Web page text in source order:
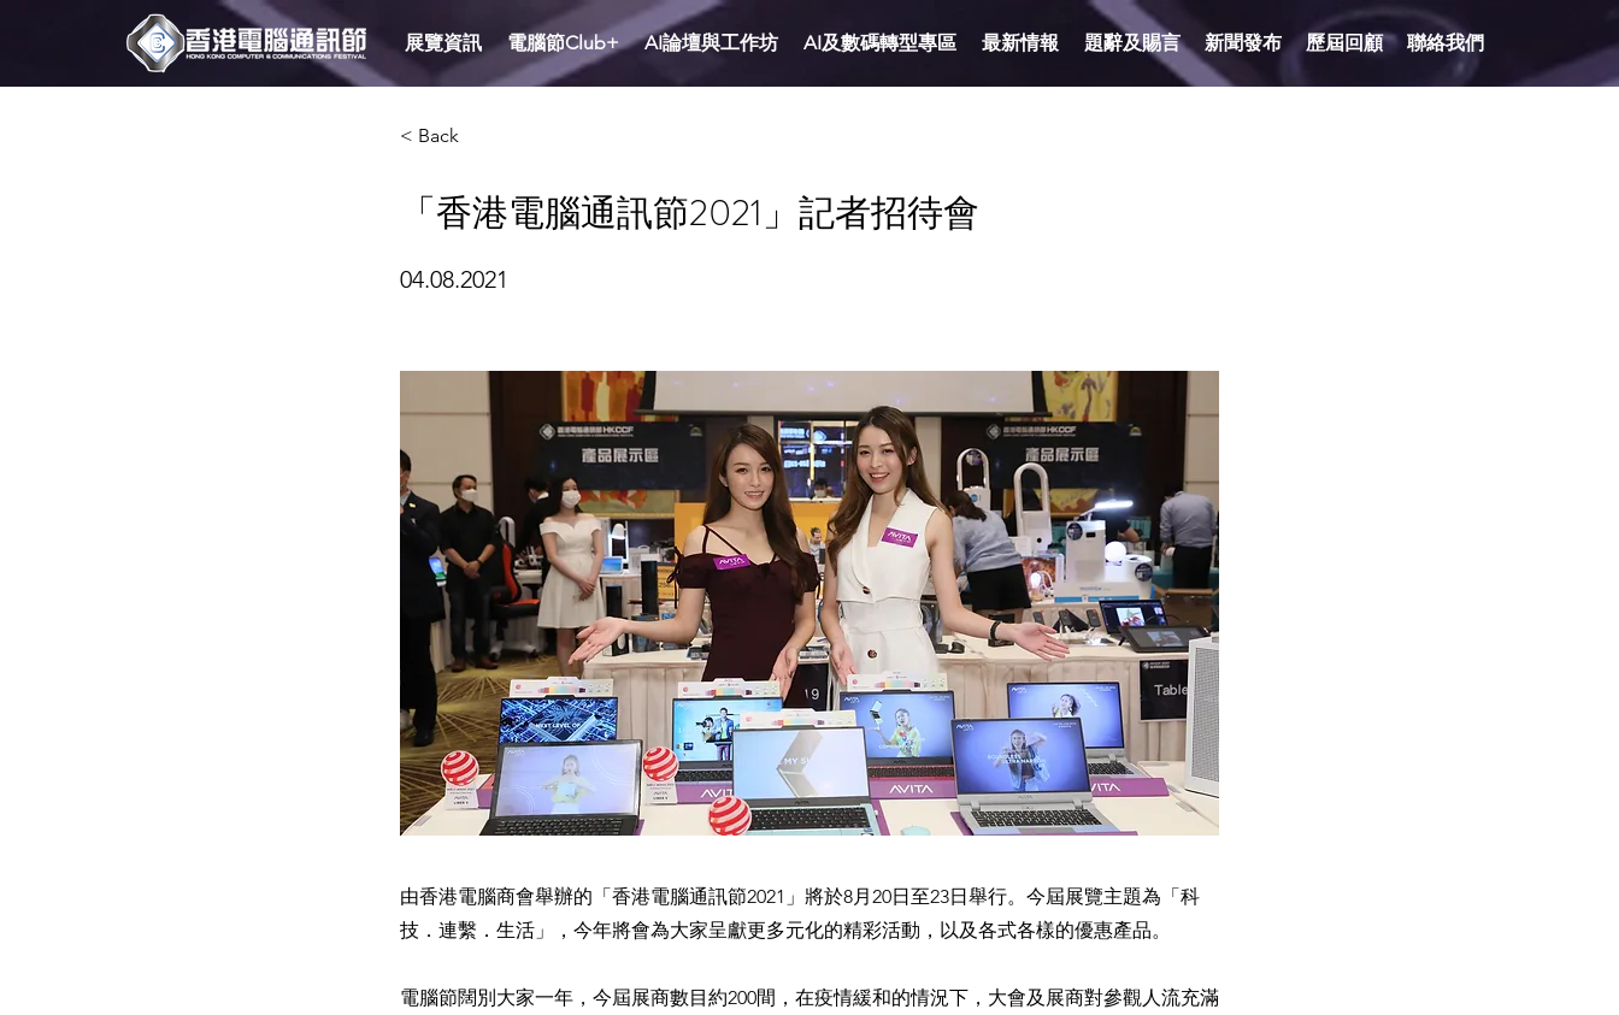
展覽資訊 電腦節Club+ AI論壇與工作坊 AI及數碼轉型專區 最新情報 題辭及賜言 新聞發布 歷屆回顧 聯絡我們
< Back
「香港電腦通訊節2021」記者招待會
04.08.2021
由香港電腦商會舉辦的「香港電腦通訊節2021」將於8月20日至23日舉行。今屆展覽主題為「科
技．連繫．生活」，今年將會為大家呈獻更多元化的精彩活動，以及各式各樣的優惠產品。
電腦節闊別大家一年，今屆展商數目約200間，在疫情緩和的情況下，大會及展商對參觀人流充滿